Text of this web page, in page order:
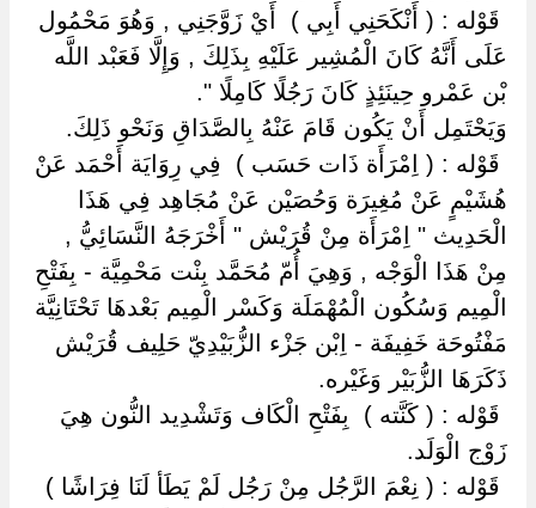
‏ ‏قَوْله : ( أَنْكَحَنِي أَبِي ) ‏ ‏أَيْ زَوَّجَنِي , وَهُوَ مَحْمُول
عَلَى أَنَّهُ كَانَ الْمُشِير عَلَيْهِ بِذَلِكَ , وَإِلَّا فَعَبْد اللَّه
بْن عَمْرو حِينَئِذٍ كَانَ رَجُلًا كَامِلًا ".
وَيَحْتَمِل أَنْ يَكُون قَامَ عَنْهُ بِالصَّدَاقِ وَنَحْو ذَلِكَ.
‏ ‏قَوْله : ( اِمْرَأَة ذَات حَسَب ) ‏ ‏فِي رِوَايَة أَحْمَد عَنْ
هُشَيْمٍ عَنْ مُغِيرَة وَحُصَيْن عَنْ مُجَاهِد فِي هَذَا
الْحَدِيث " اِمْرَأَة مِنْ قُرَيْش " أَخْرَجَهُ النَّسَائِيُّ ,
مِنْ هَذَا الْوَجْه , وَهِيَ أُمّ مُحَمَّد بِنْت مَحْمِيَّة - بِفَتْحِ
الْمِيم وَسُكُون الْمُهْمَلَة وَكَسْر الْمِيم بَعْدهَا تَحْتَانِيَّة
مَفْتُوحَة خَفِيفَة - اِبْن جَزْء الزُّبَيْدِيّ حَلِيف قُرَيْش
ذَكَرَهَا الزُّبَيْر وَغَيْره.
‏ ‏قَوْله : ( كَنَّته ) ‏ ‏بِفَتْحِ الْكَاف وَتَشْدِيد النُّون هِيَ
زَوْج الْوَلَد.
‏ ‏قَوْله : ( نِعْمَ الرَّجُل مِنْ رَجُل لَمْ يَطَأ لَنَا فِرَاشًا ) ‏